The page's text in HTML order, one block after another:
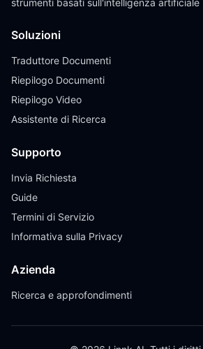
strumenti basati sull'intelligenza artificiale
Soluzioni
Traduttore Documenti
Riepilogo Documenti
Riepilogo Video
Assistente di Ricerca
Supporto
Invia Richiesta
Guide
Termini di Servizio
Informativa sulla Privacy
Azienda
Ricerca e approfondimenti